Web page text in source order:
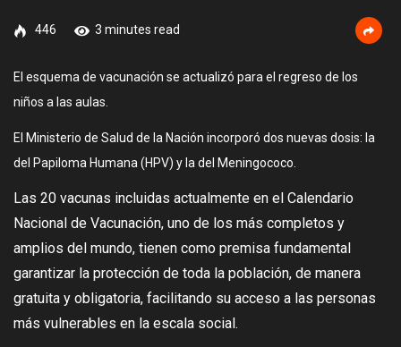
446 3 minutes read
El esquema de vacunación se actualizó para el regreso de los
niños a las aulas.
El Ministerio de Salud de la Nación incorporó dos nuevas dosis: la
del Papiloma Humana (HPV) y la del Meningococo.
Las 20 vacunas incluidas actualmente en el Calendario
Nacional de Vacunación, uno de los más completos y
amplios del mundo, tienen como premisa fundamental
garantizar la protección de toda la población, de manera
gratuita y obligatoria, facilitando su acceso a las personas
más vulnerables en la escala social.